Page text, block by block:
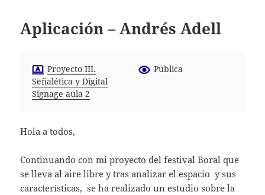
Aplicación – Andrés Adell
Proyecto III.
Señalética y Digital
Signage aula 2
Pública
Hola a todos,
Continuando con mi proyecto del festival Boral que
se lleva al aire libre y tras analizar el espacio y sus
características, se ha realizado un estudio sobre la